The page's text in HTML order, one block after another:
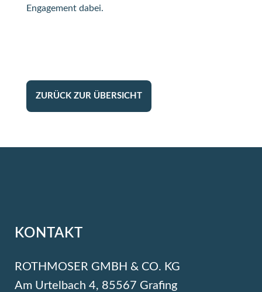
Engagement dabei.
ZURÜCK ZUR ÜBERSICHT
KONTAKT
ROTHMOSER GMBH & CO. KG
Am Urtelbach 4, 85567 Grafing